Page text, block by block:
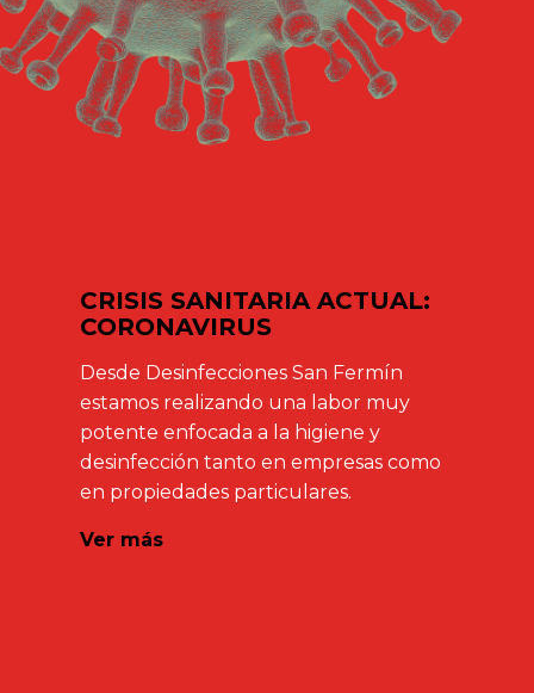
CRISIS SANITARIA ACTUAL:
CORONAVIRUS
Desde Desinfecciones San Fermín
estamos realizando una labor muy
potente enfocada a la higiene y
desinfección tanto en empresas como
en propiedades particulares.
Ver más